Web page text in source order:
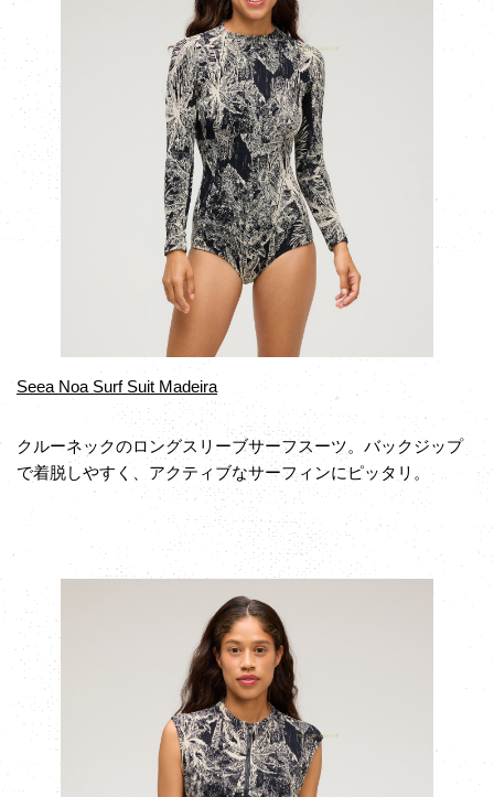
Seea Noa Surf Suit Madeira
クルーネックのロングスリーブサーフスーツ。バックジップ
で着脱しやすく、アクティブなサーフィンにピッタリ。